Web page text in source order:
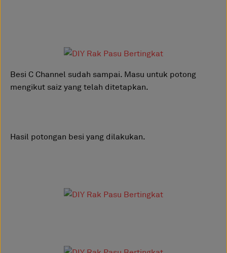
Besi C Channel sudah sampai. Masu untuk potong
mengikut saiz yang telah ditetapkan.
Hasil potongan besi yang dilakukan.